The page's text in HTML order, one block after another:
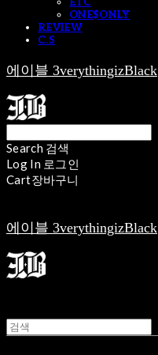
ONE$ONLY
REVIEW
C.S
에이블 3verythingizBlack
Search 검색
Log In 로그인
Cart장바구니
에이블 3verythingizBlack